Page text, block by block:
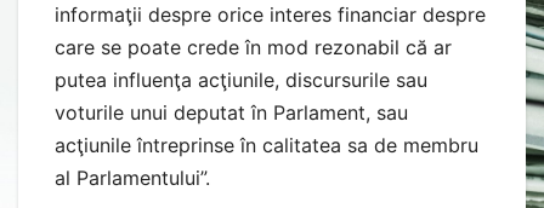
informaţii despre orice interes financiar despre
care se poate crede în mod rezonabil că ar
putea influenţa acţiunile, discursurile sau
voturile unui deputat în Parlament, sau
acţiunile întreprinse în calitatea sa de membru
al Parlamentului”.